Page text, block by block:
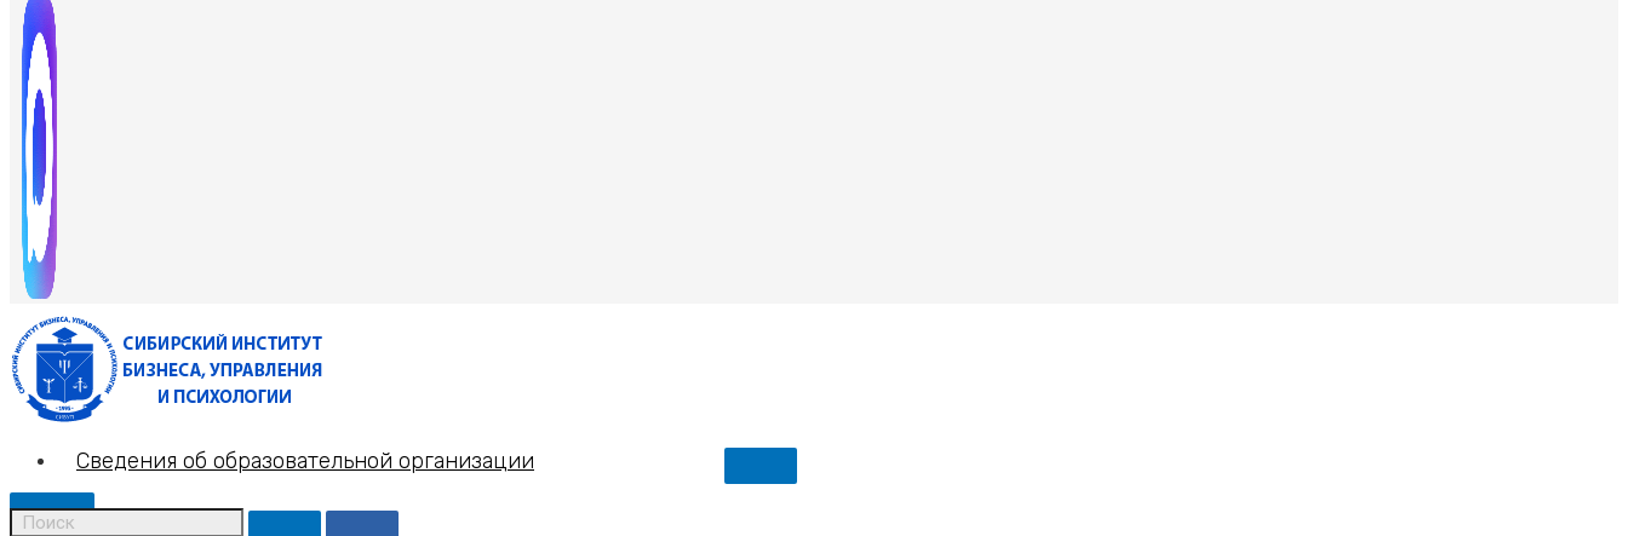
Сведения об образовательной организации
X